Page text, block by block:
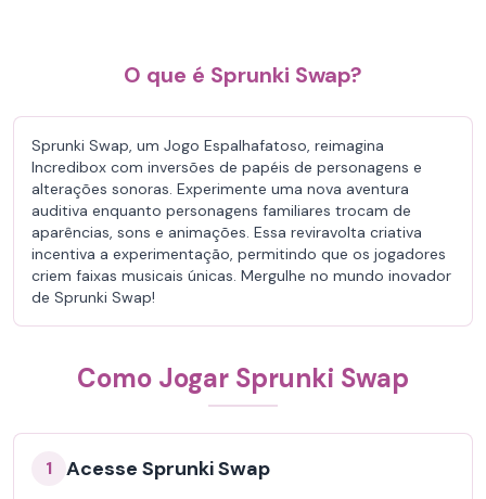
O que é Sprunki Swap?
Sprunki Swap, um Jogo Espalhafatoso, reimagina
Incredibox com inversões de papéis de personagens e
alterações sonoras. Experimente uma nova aventura
auditiva enquanto personagens familiares trocam de
aparências, sons e animações. Essa reviravolta criativa
incentiva a experimentação, permitindo que os jogadores
criem faixas musicais únicas. Mergulhe no mundo inovador
de Sprunki Swap!
Como Jogar Sprunki Swap
1 Acesse Sprunki Swap